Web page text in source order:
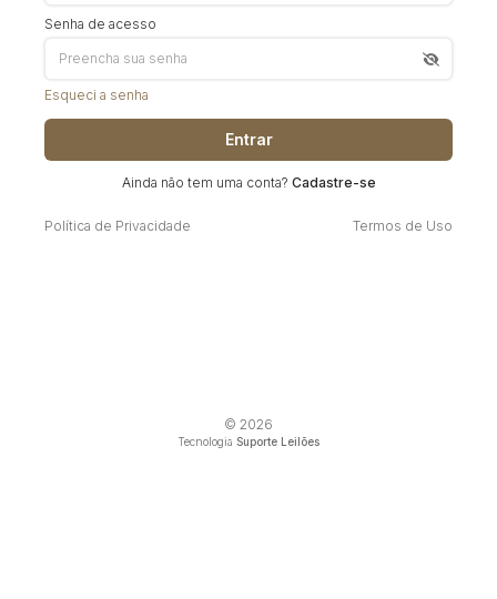
Senha de acesso
Esqueci a senha
Entrar
Ainda não tem uma conta? Cadastre-se
Política de Privacidade Termos de Uso
© 2026
Tecnologia Suporte Leilões